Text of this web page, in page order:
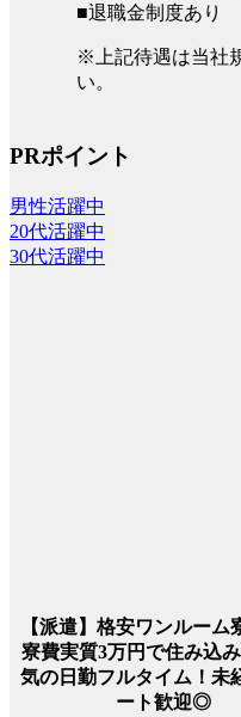
■退職金制度あり
※上記待遇は当社
い。
PRポイント
男性活躍中
20代活躍中
30代活躍中
【派遣】格安ワンルーム
寮費実質3万円で住み込
気の日勤フルタイム！未
ート歓迎◎